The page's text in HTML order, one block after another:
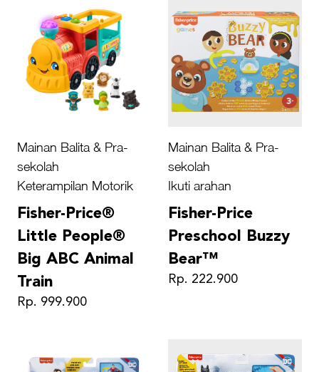
Mainan Balita & Pra-
sekolah
Keterampilan Motorik
Fisher-Price®
Little People®
Big ABC Animal
Train
Rp. 999.900
Mainan Balita & Pra-
sekolah
Ikuti arahan
Fisher-Price
Preschool Buzzy
Bear™
Rp. 222.900